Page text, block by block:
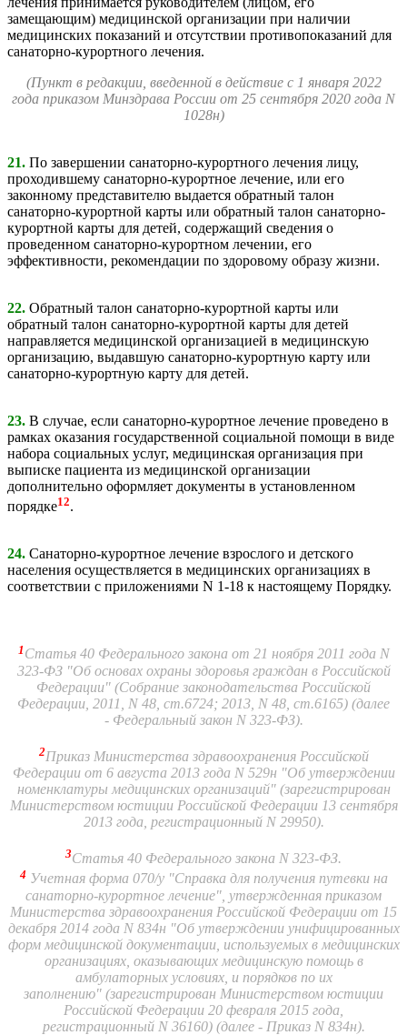
замещающим) медицинской организации при наличии
медицинских показаний и отсутствии противопоказаний для
санаторно-курортного лечения.
(Пункт в редакции, введенной в действие с 1 января 2022
года приказом Минздрава России от 25 сентября 2020 года N
1028н)
21. По завершении санаторно-курортного лечения лицу,
проходившему санаторно-курортное лечение, или его
законному представителю выдается обратный талон
санаторно-курортной карты или обратный талон санаторно-
курортной карты для детей, содержащий сведения о
проведенном санаторно-курортном лечении, его
эффективности, рекомендации по здоровому образу жизни.
22. Обратный талон санаторно-курортной карты или
обратный талон санаторно-курортной карты для детей
направляется медицинской организацией в медицинскую
организацию, выдавшую санаторно-курортную карту или
санаторно-курортную карту для детей.
23. В случае, если санаторно-курортное лечение проведено в
рамках оказания государственной социальной помощи в виде
набора социальных услуг, медицинская организация при
выписке пациента из медицинской организации
дополнительно оформляет документы в установленном
порядке12.
24. Санаторно-курортное лечение взрослого и детского
населения осуществляется в медицинских организациях в
соответствии с приложениями N 1-18 к настоящему Порядку.
1 Статья 40 Федерального закона от 21 ноября 2011 года N
323-ФЗ "Об основах охраны здоровья граждан в Российской
Федерации" (Собрание законодательства Российской
Федерации, 2011, N 48, ст.6724; 2013, N 48, ст.6165) (далее
- Федеральный закон N 323-ФЗ).
2Приказ Министерства здравоохранения Российской
Федерации от 6 августа 2013 года N 529н "Об утверждении
номенклатуры медицинских организаций" (зарегистрирован
Министерством юстиции Российской Федерации 13 сентября
2013 года, регистрационный N 29950).
3Статья 40 Федерального закона N 323-ФЗ.
4 Учетная форма 070/у "Справка для получения путевки на
санаторно-курортное лечение", утвержденная приказом
Министерства здравоохранения Российской Федерации от 15
декабря 2014 года N 834н "Об утверждении унифицированных
форм медицинской документации, используемых в медицинских
организациях, оказывающих медицинскую помощь в
амбулаторных условиях, и порядков по их
заполнению" (зарегистрирован Министерством юстиции
Российской Федерации 20 февраля 2015 года,
регистрационный N 36160) (далее - Приказ N 834н).